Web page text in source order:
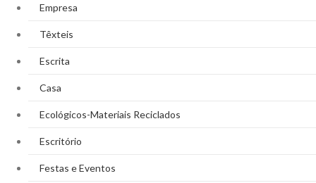
Empresa
Têxteis
Escrita
Casa
Ecológicos-Materiais Reciclados
Escritório
Festas e Eventos